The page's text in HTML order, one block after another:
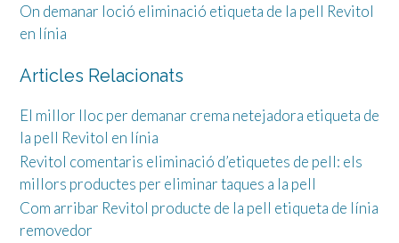
On demanar loció eliminació etiqueta de la pell Revitol
en línia
Articles Relacionats
El millor lloc per demanar crema netejadora etiqueta de
la pell Revitol en línia
Revitol comentaris eliminació d’etiquetes de pell: els
millors productes per eliminar taques a la pell
Com arribar Revitol producte de la pell etiqueta de línia
removedor